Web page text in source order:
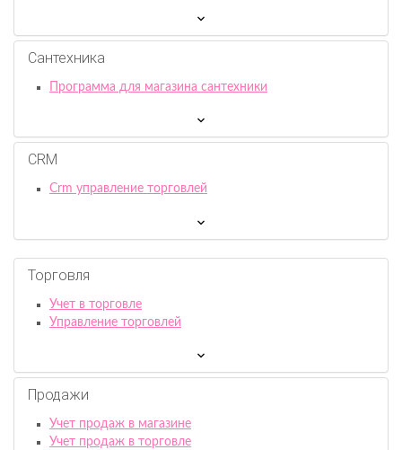
Сантехника
Программа для магазина сантехники
CRM
Crm управление торговлей
Торговля
Учет в торговле
Управление торговлей
Продажи
Учет продаж в магазине
Учет продаж в торговле